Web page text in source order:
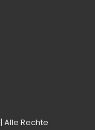
| Alle Rechte